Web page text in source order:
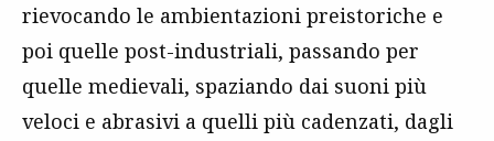
rievocando le ambientazioni preistoriche e
poi quelle post-industriali, passando per
quelle medievali, spaziando dai suoni più
veloci e abrasivi a quelli più cadenzati, dagli